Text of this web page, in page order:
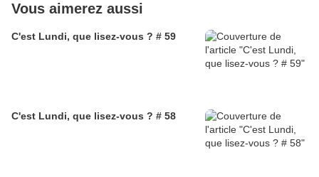
Vous aimerez aussi
C'est Lundi, que lisez-vous ? # 59
C'est Lundi, que lisez-vous ? # 58